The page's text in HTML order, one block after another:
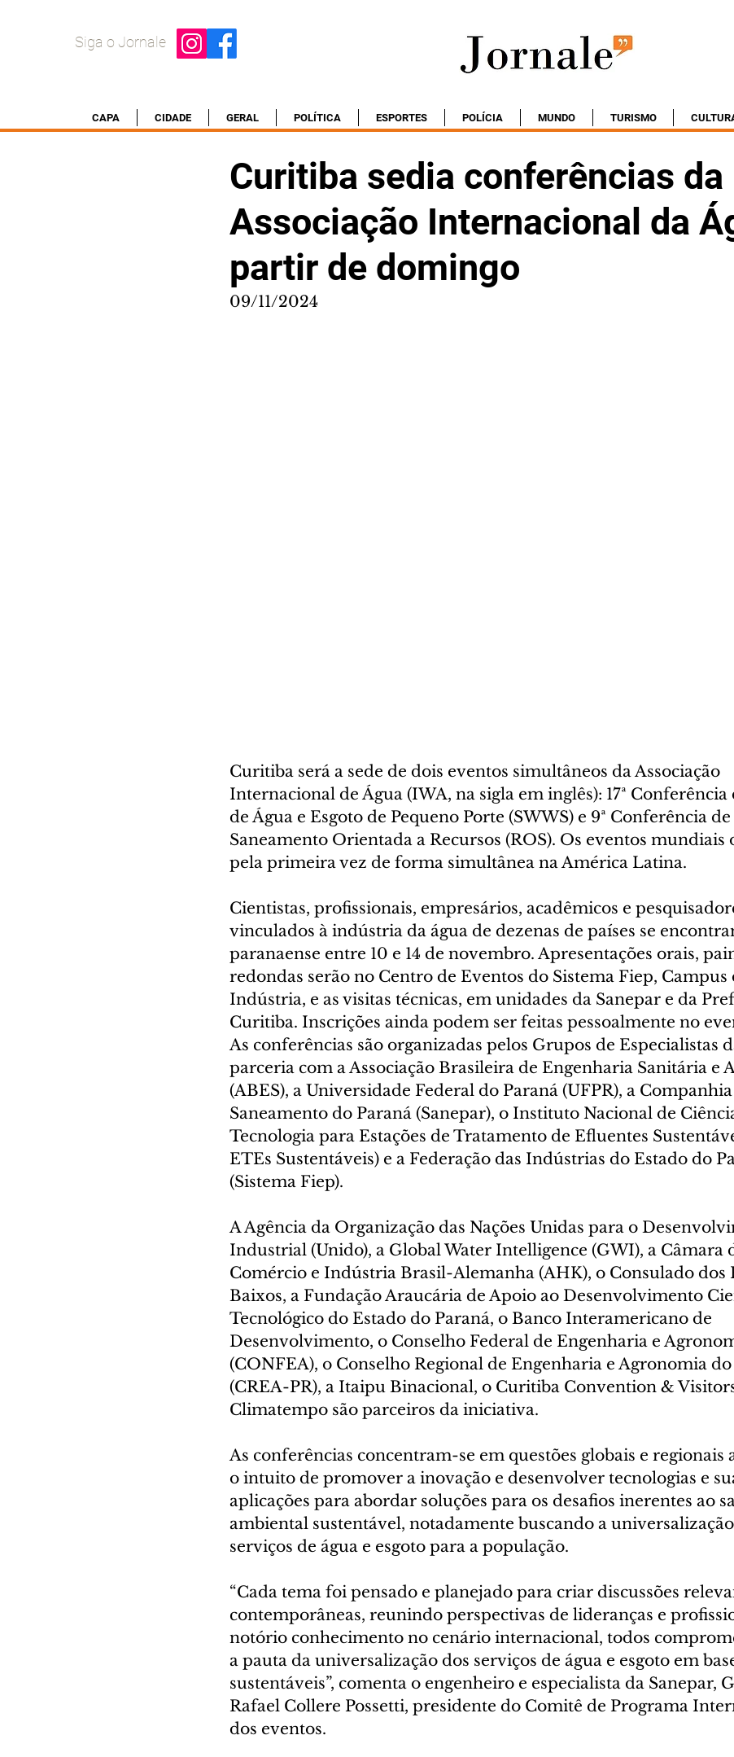
Siga o Jornale
CAPA CIDADE GERAL POLÍTICA ESPORTES POLÍCIA MUNDO TURISMO
Curitiba sedia conferências da
Associação Internacional da
partir de domingo
09/11/2024
Curitiba será a sede de dois eventos simultâneos da Associação
Internacional de Água (IWA, na sigla em inglês): 17ª Conferência
de Água e Esgoto de Pequeno Porte (SWWS) e 9ª Conferência de
Saneamento Orientada a Recursos (ROS). Os eventos mundiais
pela primeira vez de forma simultânea na América Latina.
Cientistas, profissionais, empresários, acadêmicos e
vinculados à indústria da água de dezenas de países se
paranaense entre 10 e 14 de novembro. Apresentações orais,
redondas serão no Centro de Eventos do Sistema Fiep, Campus
Indústria, e as visitas técnicas, em unidades da Sanepar e da
Curitiba. Inscrições ainda podem ser feitas pessoalmente no
As conferências são organizadas pelos Grupos de Especialistas
parceria com a Associação Brasileira de Engenharia Sanitária e
(ABES), a Universidade Federal do Paraná (UFPR), a
Saneamento do Paraná (Sanepar), o Instituto Nacional de
Tecnologia para Estações de Tratamento de Efluentes
ETEs Sustentáveis) e a Federação das Indústrias do Estado do
(Sistema Fiep).
A Agência da Organização das Nações Unidas para o
Industrial (Unido), a Global Water Intelligence (GWI), a Câmara
Comércio e Indústria Brasil-Alemanha (AHK), o Consulado dos
Baixos, a Fundação Araucária de Apoio ao Desenvolvimento
Tecnológico do Estado do Paraná, o Banco Interamericano de
Desenvolvimento, o Conselho Federal de Engenharia e
(CONFEA), o Conselho Regional de Engenharia e Agronomia
(CREA-PR), a Itaipu Binacional, o Curitiba Convention &
Climatempo são parceiros da iniciativa.
As conferências concentram-se em questões globais e regionais
o intuito de promover a inovação e desenvolver tecnologias e
aplicações para abordar soluções para os desafios inerentes ao
ambiental sustentável, notadamente buscando a
serviços de água e esgoto para a população.
“Cada tema foi pensado e planejado para criar discussões
contemporâneas, reunindo perspectivas de lideranças e
notório conhecimento no cenário internacional, todos
a pauta da universalização dos serviços de água e esgoto em
sustentáveis”, comenta o engenheiro e especialista da Sanepar,
Rafael Collere Possetti, presidente do Comitê de Programa
dos eventos.